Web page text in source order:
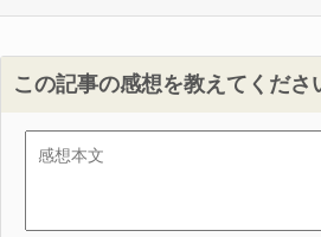
この記事の感想を教えてくださ